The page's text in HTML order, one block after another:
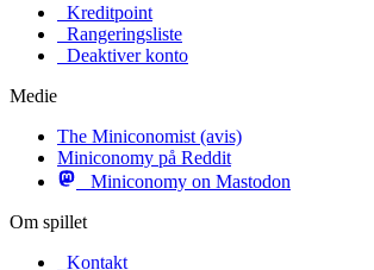
Kreditpoint
Rangeringsliste
Deaktiver konto
Medie
The Miniconomist (avis)
Miniconomy på Reddit
Miniconomy on Mastodon
Om spillet
Kontakt